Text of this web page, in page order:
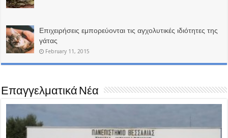
Επιχειρήσεις εμπορεύονται τις αγχολυτικές ιδιότητες της
γάτας
February 11, 2015
Επαγγελματικά Νέα